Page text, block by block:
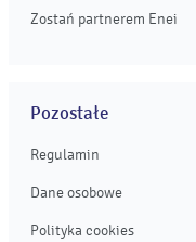
Zostań partnerem Enei
Pozostałe
Regulamin
Dane osobowe
Polityka cookies